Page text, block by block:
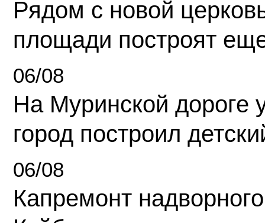
Рядом с новой
площади построят
06/08
На Муринской дороге
город построил
06/08
Капремонт